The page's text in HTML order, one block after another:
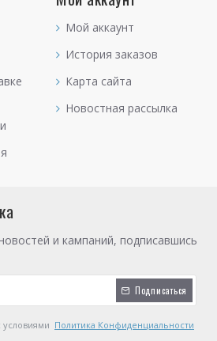
Мой аккаунт
История заказов
Карта сайта
Новостная рассылка
и кампаний, подписавшись
Подписаться
условиями Политика Конфиденциальности